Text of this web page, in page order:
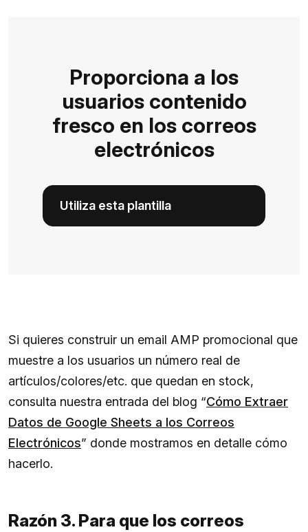
Proporciona a los
usuarios contenido
fresco en los correos
electrónicos
Utiliza esta plantilla
Si quieres construir un email AMP promocional que
muestre a los usuarios un número real de
artículos/colores/etc. que quedan en stock,
consulta nuestra entrada del blog “Cómo Extraer
Datos de Google Sheets a los Correos
Electrónicos” donde mostramos en detalle cómo
hacerlo.
Razón 3. Para que los correos